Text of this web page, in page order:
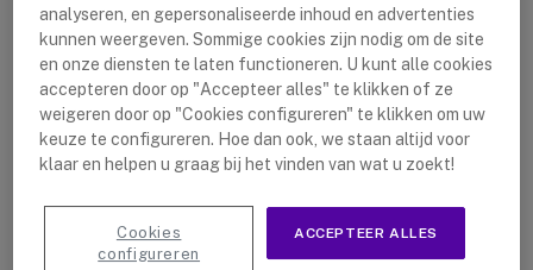
microfoons zijn microfoons waarbij audio tot een
bepaalde richting worden opgenomen, dus niet 360
graden. Bij omnidirectionele microfoons wordt
geluid wel 360 graden opgenomen, wat natuurlijk
ideaal is voor vergaderingen. Het nadeel hiervan is
Maar voor vergaderingen is het wel heel handig.
analyseren, en gepersonaliseerde inhoud en advertenties
kunnen weergeven. Sommige cookies zijn nodig om de site
en onze diensten te laten functioneren. U kunt alle cookies
accepteren door op "Accepteer alles" te klikken of ze
weigeren door op "Cookies configureren" te klikken om uw
keuze te configureren. Hoe dan ook, we staan altijd voor
klaar en helpen u graag bij het vinden van wat u zoekt!
ACCEPTEER ALLES
Cookies
configureren